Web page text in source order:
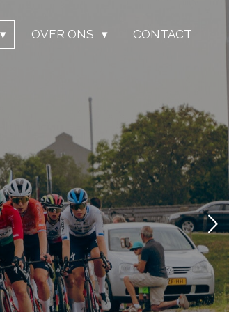
OVER ONS CONTACT